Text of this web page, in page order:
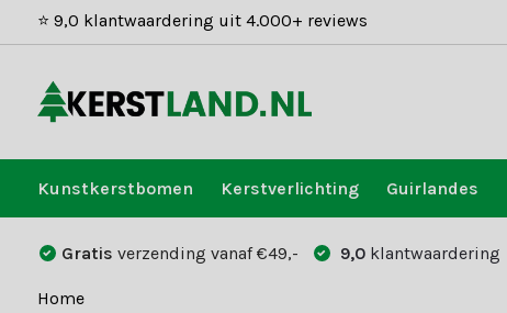
⭐ 9,0 klantwaardering uit 4.000+ reviews
Kunstkerstbomen Kerstverlichting Guirlandes
Gratis verzending vanaf €49,- 9,0 klantwaardering
Home